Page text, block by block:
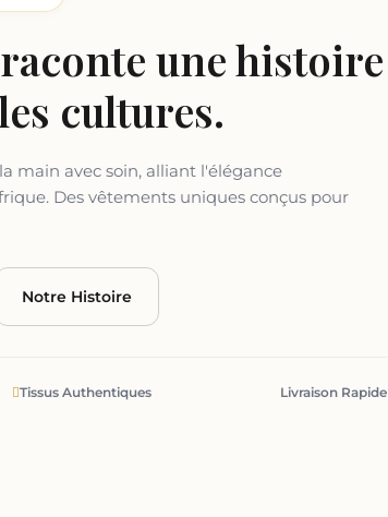
une histoire
cultures.
main avec soin, alliant l'élégance
Des vêtements uniques conçus pour
Notre Histoire
Tissus Authentiques Livraison Rapide